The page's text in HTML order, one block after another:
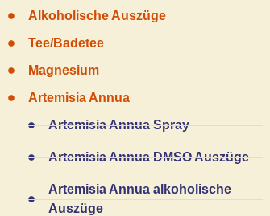
Alkoholische Auszüge
Tee/Badetee
Magnesium
Artemisia Annua
Artemisia Annua Spray
Artemisia Annua DMSO Auszüge
Artemisia Annua alkoholische
Auszüge